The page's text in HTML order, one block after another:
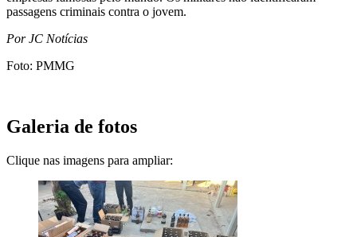
passagens criminais contra o jovem.
Por JC Notícias
Foto: PMMG
Galeria de fotos
Clique nas imagens para ampliar: